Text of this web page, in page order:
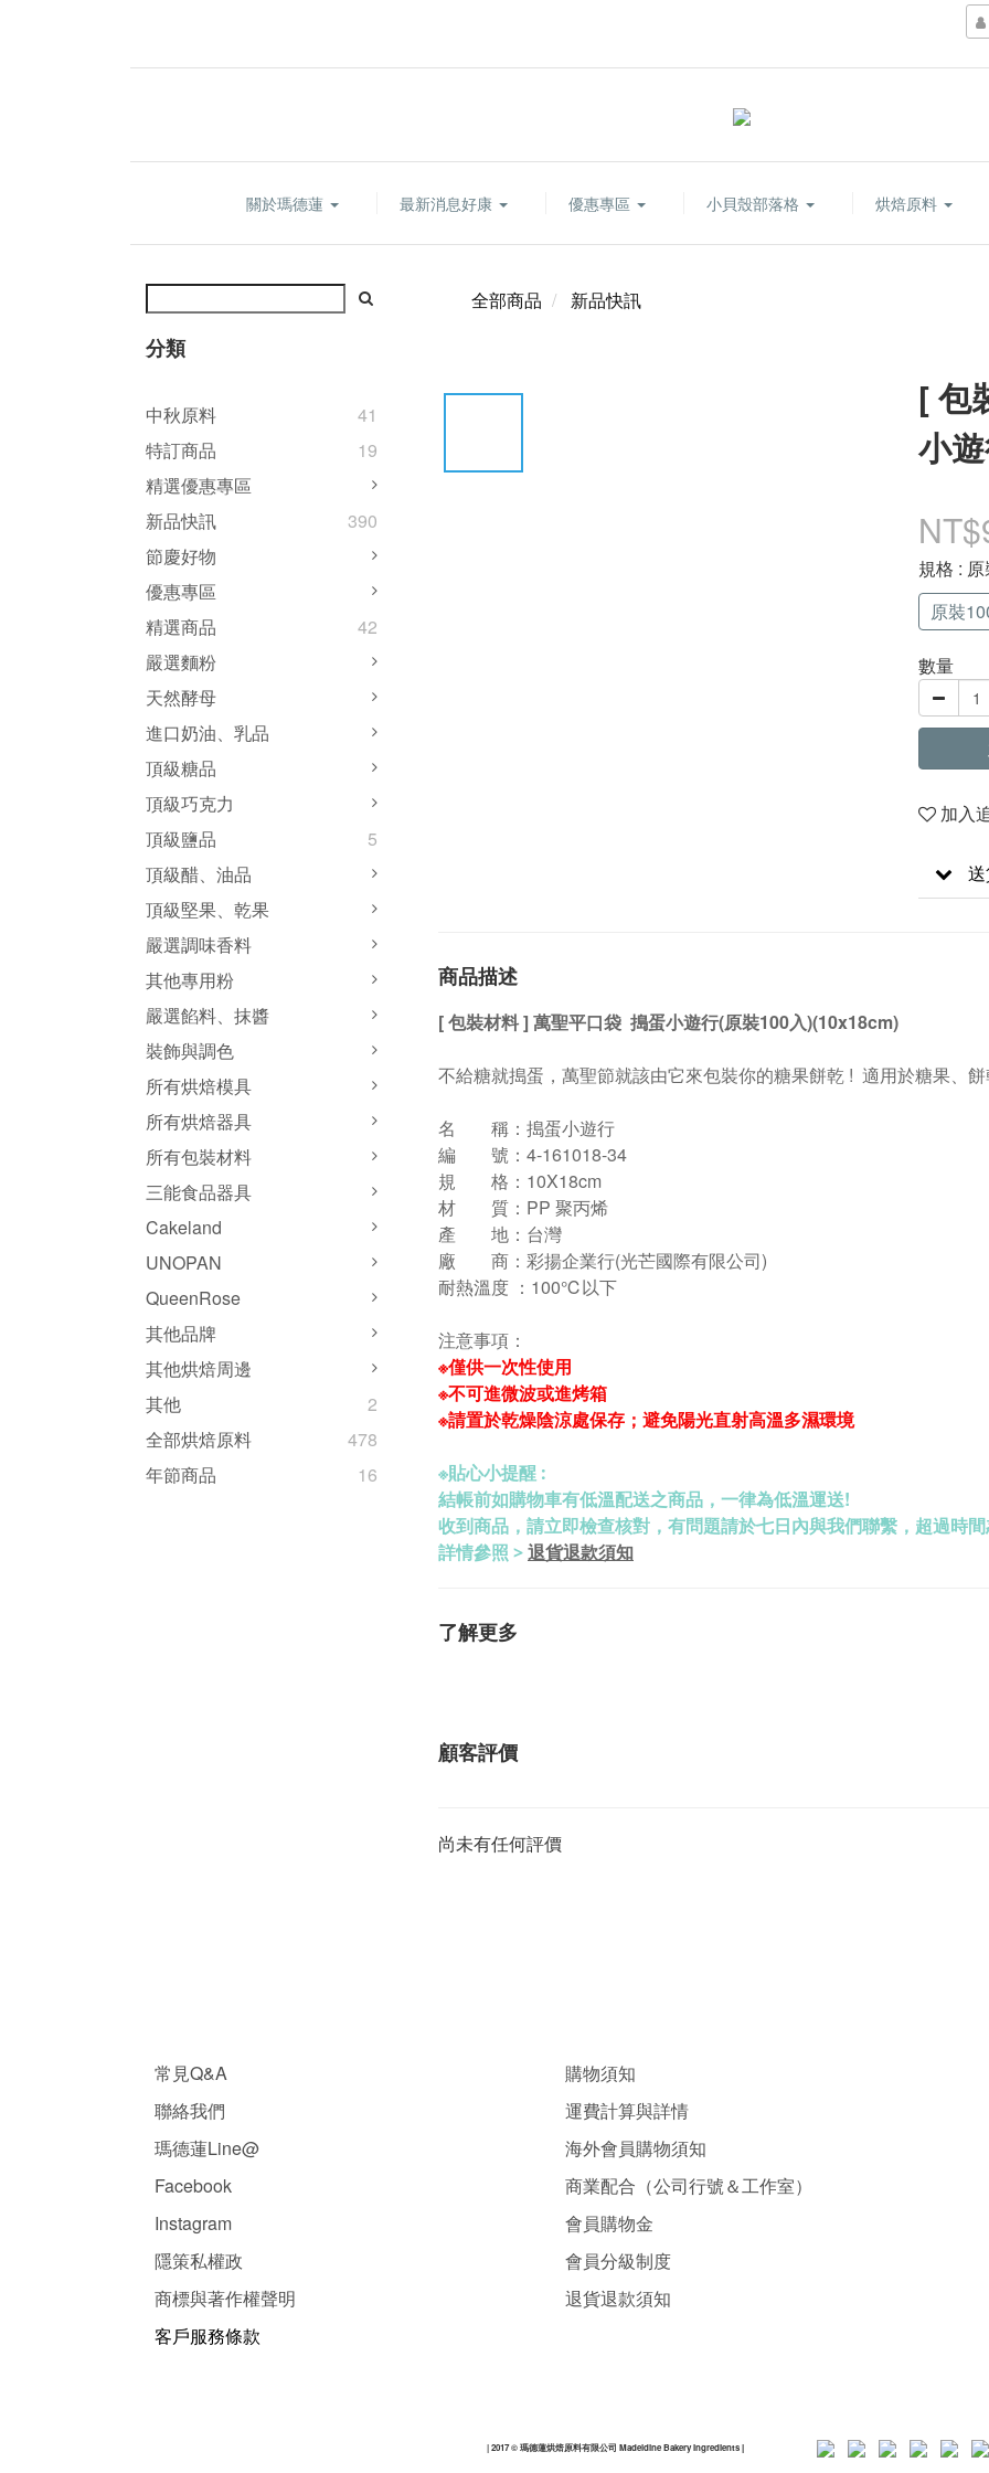
關於瑪德蓮 最新消息好康 優惠專區 小貝殼部落格 烘焙原料
分類
中秋原料
41
特訂商品
19
精選優惠專區
新品快訊
390
節慶好物
優惠專區
精選商品
42
嚴選麵粉
天然酵母
進口奶油、乳品
頂級糖品
頂級巧克力
頂級鹽品
5
頂級醋、油品
頂級堅果、乾果
嚴選調味香料
其他專用粉
嚴選餡料、抹醬
裝飾與調色
所有烘焙模具
所有烘焙器具
所有包裝材料
三能食品器具
Cakeland
UNOPAN
QueenRose
其他品牌
其他烘焙周邊
其他
2
全部烘焙原料
478
年節商品
16
全部商品 新品快訊
[ 包
小
規格 :
原裝
數量
加入
商品描述
[ 包裝材料 ] 萬聖平口袋 搗蛋小遊行(原裝100入)(10x18cm)
不給糖就搗蛋，萬聖節就該由它來包裝你的糖果餅乾 ! 適用於糖果、
名 稱：搗蛋小遊行
編 號：4-161018-34
規 格：10X18cm
材 質：PP 聚丙烯
產 地：台灣
廠 商：彩揚企業行(光芒國際有限公司)
耐熱溫度 ：100℃以下
注意事項：
※僅供一次性使用
※不可進微波或進烤箱
※請置於乾燥陰涼處保存；避免陽光直射高溫多濕環境
※貼心小提醒 :
結帳前如購物車有低溫配送之商品，一律為低溫運送!
收到商品，請立即檢查核對，有問題請於七日內與我們聯繫，超過時
詳情參照 >退貨退款須知
了解更多
顧客評價
尚未有任何評價
常見Q&A
聯絡我們
瑪德蓮Line@
Facebook
Instagram
隱策私權政
商標與著作權聲明
客戶服務條款
購物須知
運費計算與詳情
海外會員購物須知
商業配合（公司行號＆工作室）
會員購物金
會員分級制度
退貨退款須知
| 2017 © 瑪德蓮烘焙原料有限公司 Madeldine Bakery Ingredients|